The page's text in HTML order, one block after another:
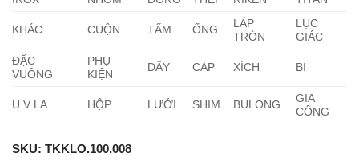
KHÁC CUỘN TẤM ỐNG
LÁP
TRÒN
LỤC
GIÁC
ĐẶC
VUÔNG
PHỤ
KIỆN
DÂY CÁP XÍCH BI
U V LA HỘP LƯỚI SHIM BULONG
GIA
CÔNG
SKU: TKKLO.100.008